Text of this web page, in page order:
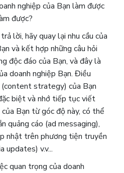
nghiệp của Bạn làm được
được?
lời, hãy quay lại nhu cầu của
và kết hợp những câu hỏi
độc đáo của Bạn, và đây là
doanh nghiệp Bạn. Điều
(content strategy) của Bạn
biệt và nhớ tiếp tục viết
Bạn từ góc độ này, có thể
quảng cáo (ad messaging),
nhật trên phương tiện truyền
updates) v.v...
quan trọng của doanh